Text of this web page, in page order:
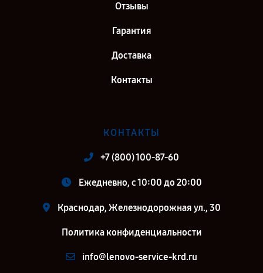
Отзывы
Гарантия
Доставка
Контакты
КОНТАКТЫ
+7 (800) 100-87-60
Ежедневно, с 10:00 до 20:00
Краснодар, Железнодорожная ул., 30
Политика конфиденциальности
info@lenovo-service-krd.ru